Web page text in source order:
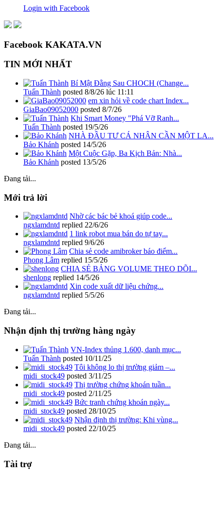
Login with Facebook
Facebook KAKATA.VN
TIN MỚI NHẤT
Bí Mật Đằng Sau CHOCH (Change...
Tuấn Thành posted 8/8/26 lúc 11:11
em xin hỏi về code chart Index...
GiaBao09052000 posted 8/7/26
Khi Smart Money "Phá Vỡ Ranh...
Tuấn Thành posted 19/5/26
NHÀ ĐẦU TƯ CÁ NHÂN CẦN MỘT LA...
Bảo Khánh posted 14/5/26
Một Cuộc Gặp, Ba Kịch Bản: Nhà...
Bảo Khánh posted 13/5/26
Đang tải...
Mới trả lời
Nhờ các bác bẻ khoá giúp code...
ngxlamdntd replied 22/6/26
1 link robot mua bán do tự tay...
ngxlamdntd replied 9/6/26
Chia sẻ code amibroker báo điểm...
Phong Lâm replied 15/5/26
CHIA SẺ BẢNG VOLUME THEO DÕI...
shenlong replied 14/5/26
Xin code xuất dữ liệu chứng...
ngxlamdntd replied 5/5/26
Đang tải...
Nhận định thị trường hàng ngày
VN-Index thủng 1.600, danh mục...
Tuấn Thành posted 10/11/25
Tôi không lo thị trường giảm –...
midi_stock49 posted 3/11/25
Thị trường chứng khoán tuần...
midi_stock49 posted 2/11/25
Bức tranh chứng khoán ngày...
midi_stock49 posted 28/10/25
Nhận định thị trường: Khi vùng...
midi_stock49 posted 22/10/25
Đang tải...
Tài trợ